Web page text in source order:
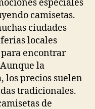
especiales
camisetas.
ciudades
locales
encontrar
la
los precios suelen
tradicionales.
de